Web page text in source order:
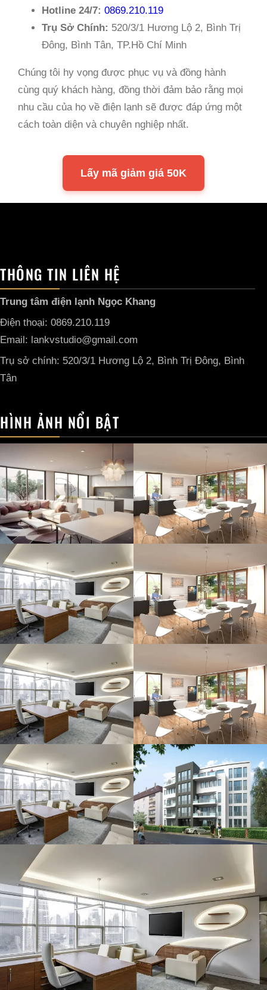
Hotline 24/7: 0869.210.119
Trụ Sở Chính: 520/3/1 Hương Lộ 2, Bình Trị
Đông, Bình Tân, TP.Hồ Chí Minh
Chúng tôi hy vọng được phục vụ và đồng hành
cùng quý khách hàng, đồng thời đảm bảo rằng mọi
nhu cầu của họ về điện lạnh sẽ được đáp ứng một
cách toàn diện và chuyên nghiệp nhất.
Lấy mã giảm giá 50K
THÔNG TIN LIÊN HỆ
Trung tâm điện lạnh Ngọc Khang
Điện thoại: 0869.210.119
Email: lankvstudio@gmail.com
Trụ sở chính: 520/3/1 Hương Lộ 2, Bình Trị Đông, Bình
Tân
HÌNH ẢNH NỔI BẬT